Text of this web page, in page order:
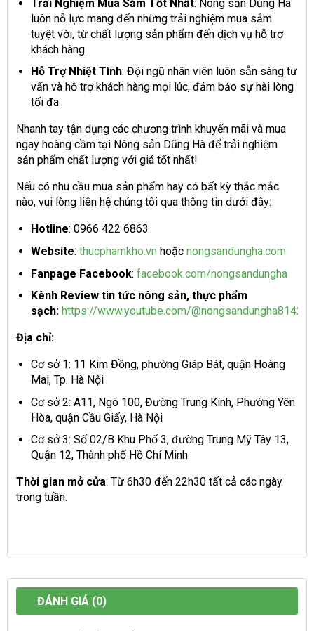
Trải Nghiệm Mua Sắm Tốt Nhất: Nông sản Dũng Hà
luôn nỗ lực mang đến những trải nghiệm mua sắm
tuyệt vời, từ chất lượng sản phẩm đến dịch vụ hỗ trợ
khách hàng.
Hỗ Trợ Nhiệt Tình: Đội ngũ nhân viên luôn sẵn sàng tư
vấn và hỗ trợ khách hàng mọi lúc, đảm bảo sự hài lòng
tối đa.
Nhanh tay tận dụng các chương trình khuyến mãi và mua
ngay hoàng cầm tại Nông sản Dũng Hà để trải nghiệm
sản phẩm chất lượng với giá tốt nhất!
Nếu có nhu cầu mua sản phẩm hay có bất kỳ thắc mắc
nào, vui lòng liên hệ chúng tôi qua thông tin dưới đây:
Hotline: 0966 422 6863
Website: thucphamkho.vn hoặc nongsandungha.com
Fanpage Facebook: facebook.com/nongsandungha
Kênh Review tin tức nông sản, thực phẩm
sạch: https://www.youtube.com/@nongsandungha8142
Địa chỉ:
Cơ sở 1: 11 Kim Đồng, phường Giáp Bát, quận Hoàng
Mai, Tp. Hà Nội
Cơ sở 2: A11, Ngõ 100, Đường Trung Kính, Phường Yên
Hòa, quận Cầu Giấy, Hà Nội
Cơ sở 3: Số 02/B Khu Phố 3, đường Trung Mỹ Tây 13,
Quận 12, Thành phố Hồ Chí Minh
Thời gian mở cửa: Từ 6h30 đến 22h30 tất cả các ngày
trong tuần.
ĐÁNH GIÁ (0)